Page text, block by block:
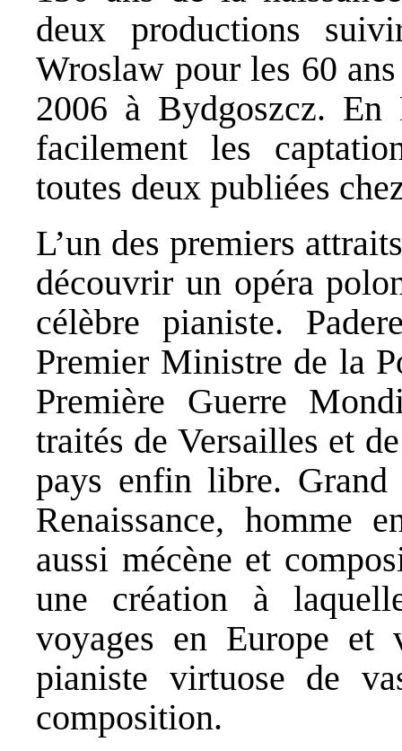
deux productions
Wroslaw pour les 60
2006 à Bydgoszcz. En
facilement les
toutes deux publiées
L’un des premiers
découvrir un opéra
célèbre pianiste.
Premier Ministre de la
Première Guerre
traités de Versailles et
pays enfin libre.
Renaissance, homme
aussi mécène et
une création à
voyages en Europe et
pianiste virtuose de
composition.